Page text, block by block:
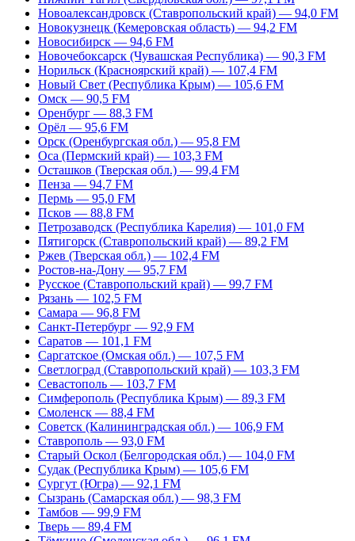
Новоалександровск (Ставропольский край) — 94,0 FM
Новокузнецк (Кемеровская область) — 94,2 FM
Новосибирск — 94,6 FM
Новочебоксарск (Чувашская Республика) — 90,3 FM
Норильск (Красноярский край) — 107,4 FM
Новый Свет (Республика Крым) — 105,6 FM
Омск — 90,5 FM
Оренбург — 88,3 FM
Орёл — 95,6 FM
Орск (Оренбургская обл.) — 95,8 FM
Оса (Пермский край) — 103,3 FM
Осташков (Тверская обл.) — 99,4 FM
Пенза — 94,7 FM
Пермь — 95,0 FM
Псков — 88,8 FM
Петрозаводск (Республика Карелия) — 101,0 FM
Пятигорск (Ставропольский край) — 89,2 FM
Ржев (Тверская обл.) — 102,4 FM
Ростов-на-Дону — 95,7 FM
Русское (Ставропольский край) — 99,7 FM
Рязань — 102,5 FM
Самара — 96,8 FM
Санкт-Петербург — 92,9 FM
Саратов — 101,1 FM
Саргатское (Омская обл.) — 107,5 FM
Светлоград (Ставропольский край) — 103,3 FM
Севастополь — 103,7 FM
Симферополь (Республика Крым) — 89,3 FM
Смоленск — 88,4 FM
Советск (Калининградская обл.) — 106,9 FM
Ставрополь — 93,0 FM
Старый Оскол (Белгородская обл.) — 104,0 FM
Судак (Республика Крым) — 105,6 FM
Сургут (Югра) — 92,1 FM
Сызрань (Самарская обл.) — 98,3 FM
Тамбов — 99,9 FM
Тверь — 89,4 FM